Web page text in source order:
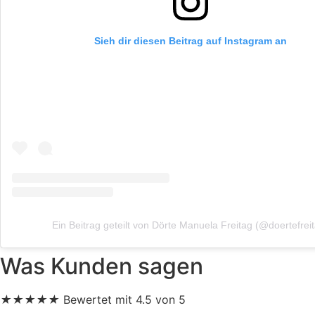
Sieh dir diesen Beitrag auf Instagram an
Ein Beitrag geteilt von Dörte Manuela Freitag
Was Kunden sagen
★★★★★ Bewertet mit 4.5 von 5